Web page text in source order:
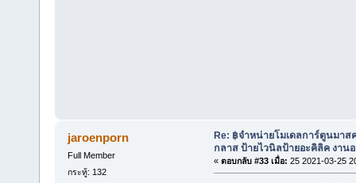
jaroenporn
Full Member
กระทู้: 132
Re: ฿จำหน่ายโมเดลการ์ตูนมาส
กลาส ป้ายไวนิลป้ายอะคิลิค งาน
« ตอบกลับ #33 เมื่อ: 25 2021-03-25